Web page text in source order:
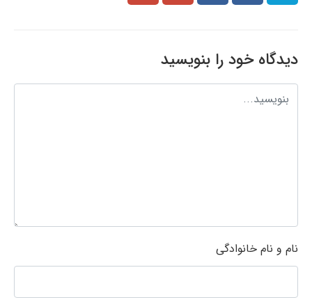
دیدگاه خود را بنویسید
نام و نام خانوادگی